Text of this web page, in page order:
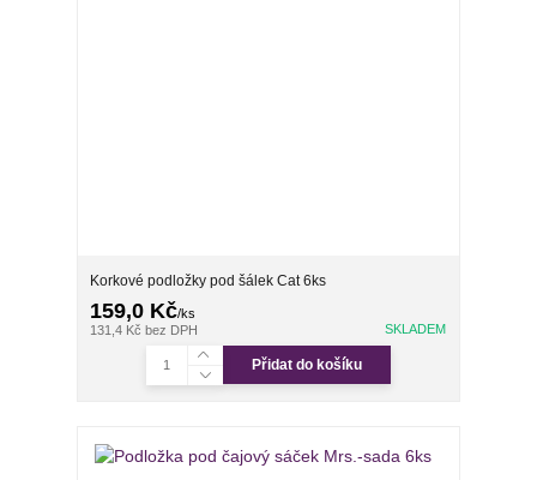
Korkové podložky pod šálek Cat 6ks
159,0 Kč/ks
131,4 Kčbez DPH SKLADEM
Přidat do košíku